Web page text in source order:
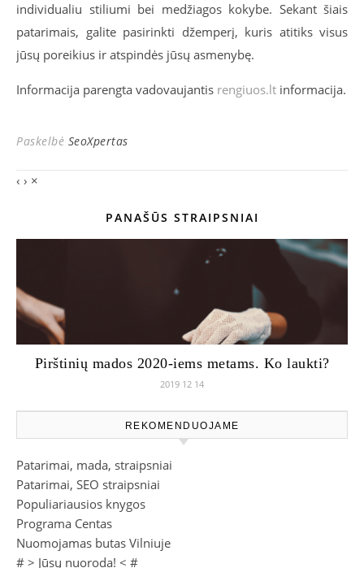
individualiu stiliumi bei medžiagos kokybe. Sekant šiais
patarimais, galite pasirinkti džemperį, kuris atitiks visus
jūsų poreikius ir atspindės jūsų asmenybę.
Informacija parengta vadovaujantis rengiuos.lt informacija.
Paskelbė SeoXpertas
‹ › ×
PANAŠŪS STRAIPSNIAI
Pirštinių mados 2020-iems metams. Ko laukti?
2019 12 14
REKOMENDUOJAME
Patarimai, mada, straipsniai
Patarimai, SEO straipsniai
Populiariausios knygos
Programa Centas
Nuomojamas butas Vilniuje
# > Jūsų nuoroda! < #